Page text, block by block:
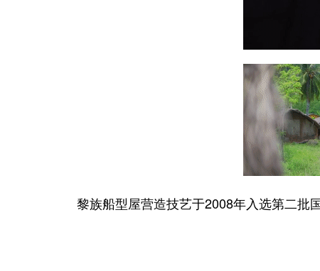
黎族船型屋营造技艺于2008年入选第二批国